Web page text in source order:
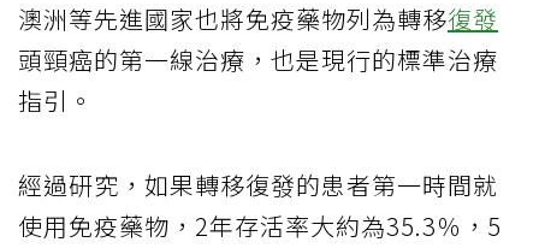
澳洲等先進國家也將免疫藥物列為轉移復發
頭頸癌的第一線治療，也是現行的標準治療
指引。
經過研究，如果轉移復發的患者第一時間就
使用免疫藥物，2年存活率大約為35.3％，5